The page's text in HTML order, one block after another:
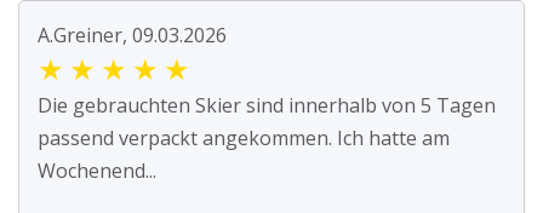
A.Greiner, 09.03.2026
★ ★ ★ ★ ★
Die gebrauchten Skier sind innerhalb von 5 Tagen
passend verpackt angekommen. Ich hatte am
Wochenend...